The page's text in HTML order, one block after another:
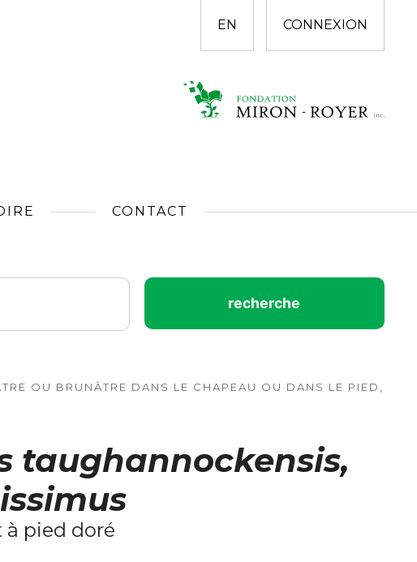
EN CONNEXION
CONTACT
OU BRUNÂTRE DANS LE CHAPEAU OU DANS LE PIED,
taughannockensis,
à pied doré